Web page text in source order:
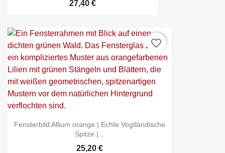
27,40 €
Fensterbild Allium orange | Echte Vogtländische
Spitze |...
25,20 €
favorite_border